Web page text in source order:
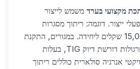
מקצועי בערד משמש לייצור
ייצור. דוגמה: ריתוך מסגרות
למכונות אריזה, 15,000 שקלים ליחידה. במגורים, התקנת
שערים חשמליים ופרגולות דורשת דיוק TIG, בעלות
אנרגיה סולארית כוללים ריתוך